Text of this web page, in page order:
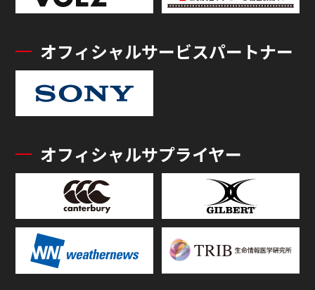
オフィシャルサービスパートナー
オフィシャルサプライヤー